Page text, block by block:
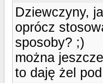
Dziewczyny,
oprócz
sposoby? ;)
można
to daję żel